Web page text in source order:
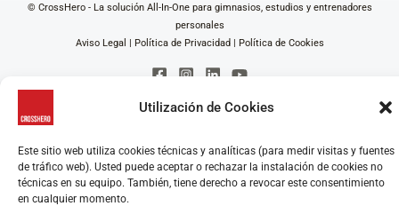
Utilización de Cookies
Este sitio web utiliza cookies técnicas y analíticas (para medir visitas y fuentes
de tráfico web). Usted puede aceptar o rechazar la instalación de cookies no
técnicas en su equipo. También, tiene derecho a revocar este consentimiento
en cualquier momento.
© CrossHero - La solución All-In-One para gimnasios, estudios y entrenadores
personales
Aviso Legal | Política de Privacidad | Política de Cookies